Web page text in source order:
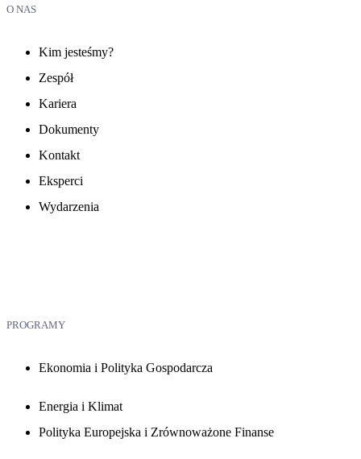
O NAS
Kim jesteśmy?
Zespół
Kariera
Dokumenty
Kontakt
Eksperci
Wydarzenia
PROGRAMY
Ekonomia i Polityka Gospodarcza
Energia i Klimat
Polityka Europejska i Zrównoważone Finanse